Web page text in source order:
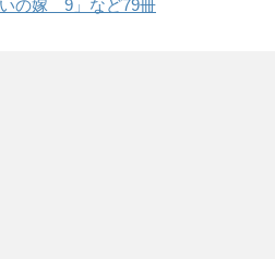
の嫁 9」など79冊